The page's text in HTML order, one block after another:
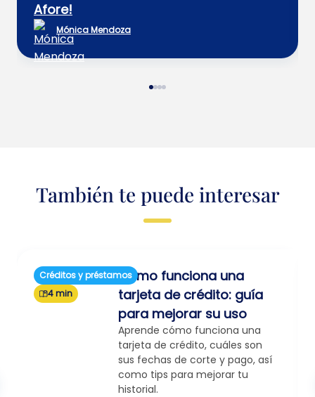
Afore!
Mónica Mendoza
También te puede interesar
Créditos y préstamos
4 min
Cómo funciona una
tarjeta de crédito: guía
para mejorar su uso
Aprende cómo funciona una
tarjeta de crédito, cuáles son
sus fechas de corte y pago, así
como tips para mejorar tu
historial.